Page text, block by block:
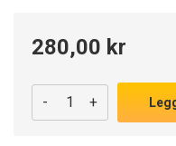
280,00 kr
- +